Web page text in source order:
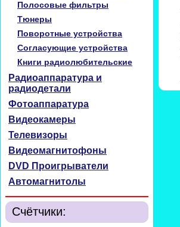
Полосовые фильтры
Тюнеры
Поворотные устройства
Согласующие устройства
Книги радиолюбительские
Радиоаппаратура и
радиодетали
Фотоаппаратура
Видеокамеры
Телевизоры
Видеомагнитофоны
DVD Проигрыватели
Автомагнитолы
Счётчики: